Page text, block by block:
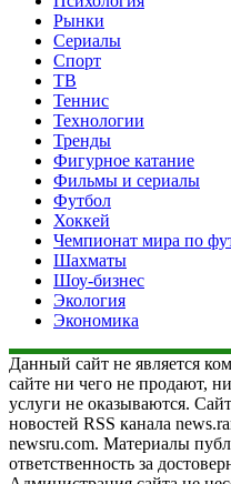
Рынки
Сериалы
Спорт
ТВ
Теннис
Технологии
Тренды
Фигурное катание
Фильмы и сериалы
Футбол
Хоккей
Чемпионат мира по
Шахматы
Шоу-бизнес
Экология
Экономика
Данный сайт не является
сайте ни чего не продают,
услуги не оказываются.
новостей RSS канала
newsru.com. Материалы
ответственность за